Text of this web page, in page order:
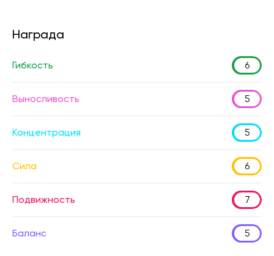
Награда
Гибкость 6
Выносливость 5
Концентрация 5
Сила 6
Подвижность 7
Баланс 5